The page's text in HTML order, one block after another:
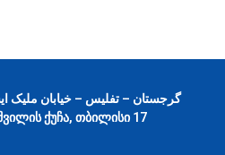
گرجستان – تفلیس – خیابان ملیک
17 პეტრე მელიქიშვილის ქუჩა, თბილისი